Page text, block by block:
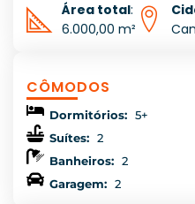
Área total:
6.000,00 m²
CÔMODOS
Dormitórios: 5+
Suítes: 2
Banheiros: 2
Garagem: 2